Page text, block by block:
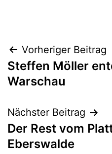
Vorheriger Beitrag
Steffen Möller
Warschau
Nächster Beitrag
Der Rest vom
Eberswalde